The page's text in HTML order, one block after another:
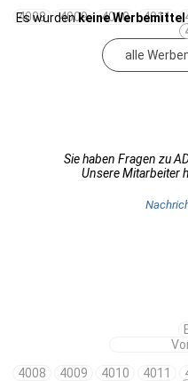
4008
4009 4010 4011
Es wurdenkeine Werbemittel
alle
Sie haben Fragen zu
Unsere Mitarbeiter
4008
4009 4010 4011